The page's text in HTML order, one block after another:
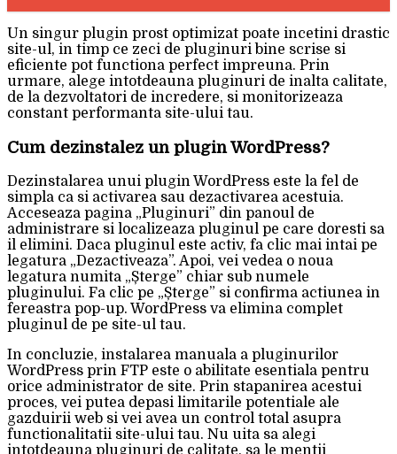
Un singur plugin prost optimizat poate incetini drastic
site-ul, in timp ce zeci de pluginuri bine scrise si
eficiente pot functiona perfect impreuna. Prin
urmare, alege intotdeauna pluginuri de inalta calitate,
de la dezvoltatori de incredere, si monitorizeaza
constant performanta site-ului tau.
Cum dezinstalez un plugin WordPress?
Dezinstalarea unui plugin WordPress este la fel de
simpla ca si activarea sau dezactivarea acestuia.
Acceseaza pagina „Pluginuri” din panoul de
administrare si localizeaza pluginul pe care doresti sa
il elimini. Daca pluginul este activ, fa clic mai intai pe
legatura „Dezactiveaza”. Apoi, vei vedea o noua
legatura numita „Șterge” chiar sub numele
pluginului. Fa clic pe „Șterge” si confirma actiunea in
fereastra pop-up. WordPress va elimina complet
pluginul de pe site-ul tau.
In concluzie, instalarea manuala a pluginurilor
WordPress prin FTP este o abilitate esentiala pentru
orice administrator de site. Prin stapanirea acestui
proces, vei putea depasi limitarile potentiale ale
gazduirii web si vei avea un control total asupra
functionalitatii site-ului tau. Nu uita sa alegi
intotdeauna pluginuri de calitate, sa le mentii